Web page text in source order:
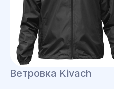
Ветровка Kivach